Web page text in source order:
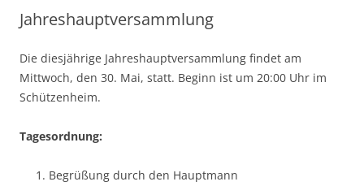
Jahreshauptversammlung
Die diesjährige Jahreshauptversammlung findet am
Mittwoch, den 30. Mai, statt. Beginn ist um 20:00 Uhr im
Schützenheim.
Tagesordnung:
Begrüßung durch den Hauptmann